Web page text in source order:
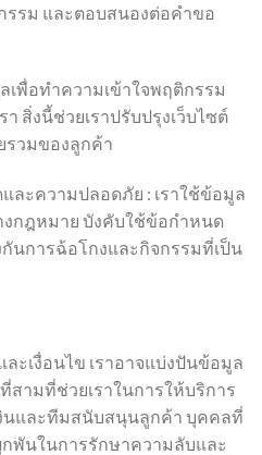
รม และตอบสนองต่อคำขอ
เพื่อทำความเข้าใจพฤติกรรม
สิ่งนี้ช่วยเราปรับปรุงเว็บไซต์
รวมของลูกค้า
ละความปลอดภัย : เราใช้ข้อมูล
กฎหมาย บังคับใช้ข้อกำหนด
กันการฉ้อโกงและกิจกรรมที่เป็น
ะเงื่อนไข เราอาจแบ่งปันข้อมูล
ามที่ช่วยเราในการให้บริการ
นและทีมสนับสนุนลูกค้า บุคคลที่
พันในการรักษาความลับและ